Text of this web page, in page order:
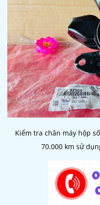
Kiểm tra chân máy hộp
70.000 km sử